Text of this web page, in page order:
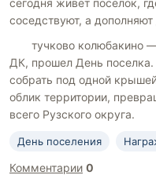
сегодня живет поселок,
соседствуют, а дополняют
тучково колюбакино
ДК, прошел День
собрать под одной
облик территории,
всего Рузского округа.
День поселения
Комментарии 0